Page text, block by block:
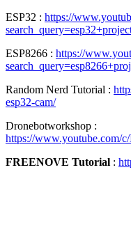
ESP32 : https://
ESP8266 : https://
Random Nerd Tutorial :
esp32-cam/
Dronebotworkshop :
https://www.youtube.com/
FREENOVE Tutorial :